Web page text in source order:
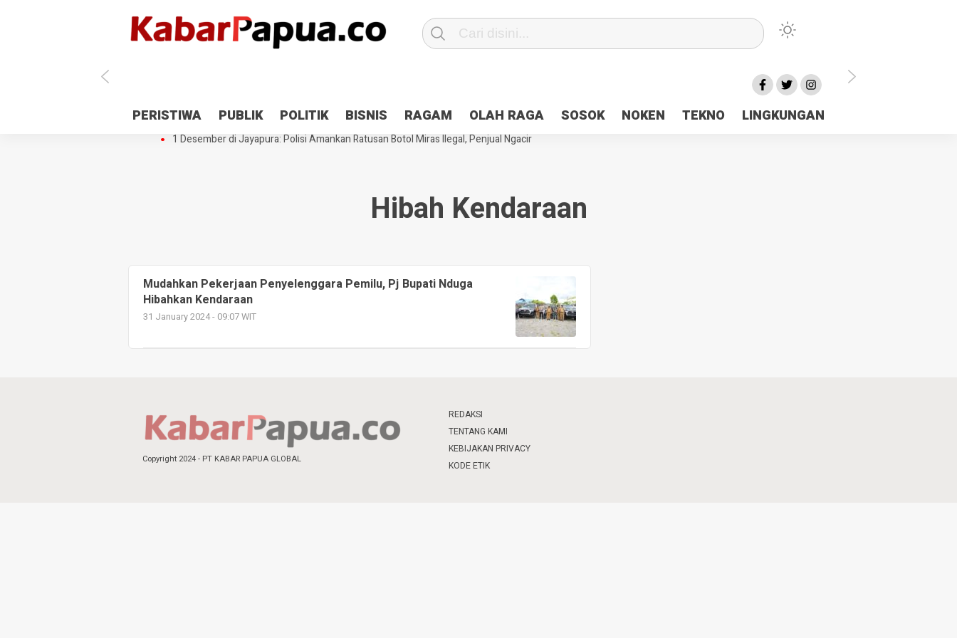
PERISTIWA PUBLIK POLITIK BISNIS RAGAM OLAH RAGA SOSOK NOKEN TEKNO LINGKUNGAN
Antisipasi 1 Desember, TNI Polri Patroli 2×24 jam di Kota Jayapura
Pesan Sejuk Polri di Deklarasi Pemilu Ceria Tanah Papua
Gedung Perpustakaan SMPN 5 Sentani Terbakar
Hibah Pilkada Jayapura Cair 10 Persen, Deposit Kas Daerah Rp23 Miliar Disorot
1 Desember di Jayapura: Polisi Amankan Ratusan Botol Miras Ilegal, Penjual Ngacir
Hibah Kendaraan
Mudahkan Pekerjaan Penyelenggara Pemilu, Pj Bupati Nduga
Hibahkan Kendaraan
31 January 2024 - 09:07 WIT
Copyright 2024 - PT KABAR PAPUA GLOBAL
REDAKSI
TENTANG KAMI
KEBIJAKAN PRIVACY
KODE ETIK